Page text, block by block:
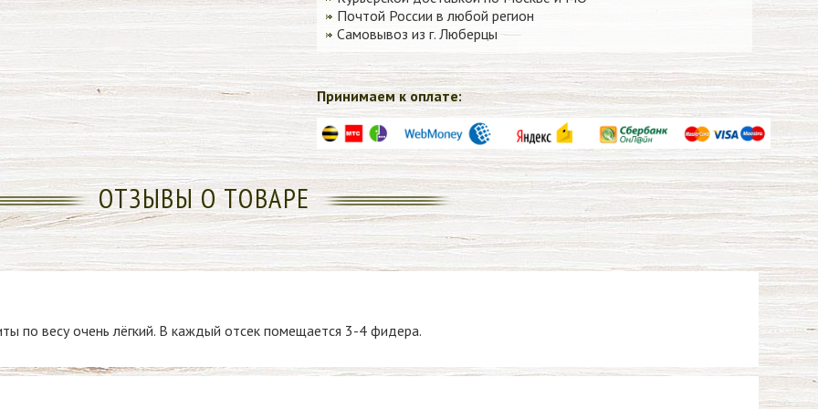
Почтой России в любой регион
Самовывоз из г. Люберцы
Принимаем к оплате:
ОТЗЫВЫ О ТОВАРЕ
по весу очень лёгкий. В каждый отсек помещается 3-4 фидера.